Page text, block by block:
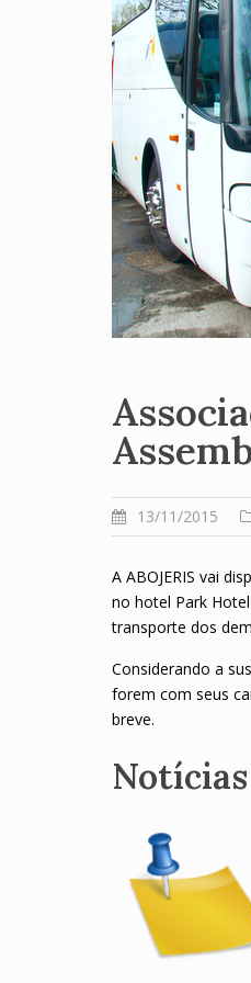
13/11/2015
A ABOJERIS vai
no hotel Park
transporte dos
Considerando a
forem com seus
breve.